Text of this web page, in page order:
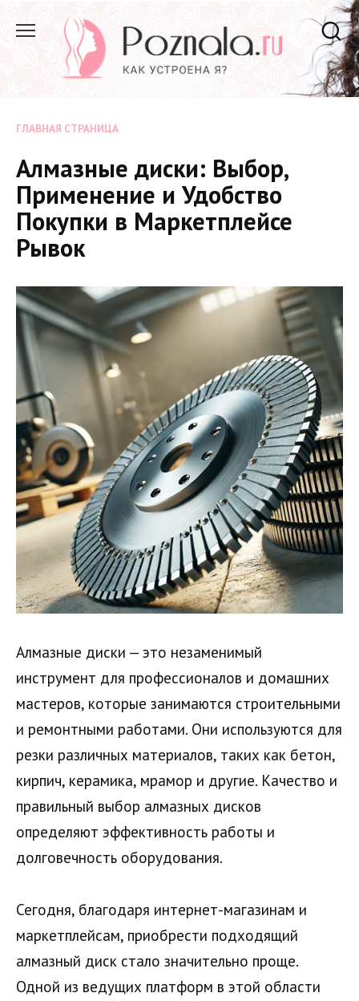
содержанию
ГЛАВНАЯ СТРАНИЦА
Алмазные диски: Выбор,
Применение и Удобство
Покупки в Маркетплейсе
Рывок
Алмазные диски — это незаменимый
инструмент для профессионалов и домашних
мастеров, которые занимаются строительными
и ремонтными работами. Они используются для
резки различных материалов, таких как бетон,
кирпич, керамика, мрамор и другие. Качество и
правильный выбор алмазных дисков
определяют эффективность работы и
долговечность оборудования.
Сегодня, благодаря интернет-магазинам и
маркетплейсам, приобрести подходящий
алмазный диск стало значительно проще.
Одной из ведущих платформ в этой области